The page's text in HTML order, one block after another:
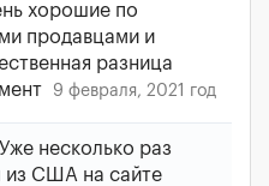
хорошие по
продавцами и
разница
9 февраля, 2021 год
Уже несколько раз
из США на сайте